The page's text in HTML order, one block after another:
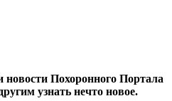
новости Похоронного Портала
узнать нечто новое.